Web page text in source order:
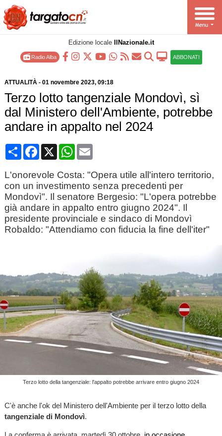
Edizione locale IlNazionale.it
Radio Alba ABBONATI
ATTUALITÀ- 01 novembre 2023, 09:18
Terzo lotto tangenziale Mondovì, sì
dal Ministero dell'Ambiente, potrebbe
andare in appalto nel 2024
CondividiFacebook
X WhatsApp
Email
L'onorevole Costa: "Opera utile all'intero territorio,
con un investimento senza precedenti per
Mondovì". Il senatore Bergesio: "L'opera potrebbe
già andare in appalto entro giugno 2024". Il
presidente provinciale e sindaco di Mondovì
Robaldo: "Attendiamo con fiducia la fine dell'iter"
Terzo lotto della tangenziale: l'appalto potrebbe arrivare entro giugno 2024
C'è anche l'ok del Ministero dell'Ambiente per il terzo lotto della
tangenziale di Mondovì.